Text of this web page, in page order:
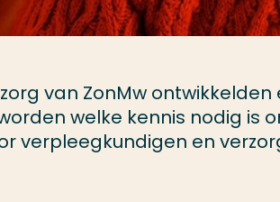
van ZonMw ontwikkelden
welke kennis nodig is
verpleegkundigen en